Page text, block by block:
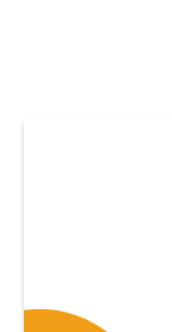
la causa dei
prossima
teatro civile) ed
detenuti (aprile
Abbiamo